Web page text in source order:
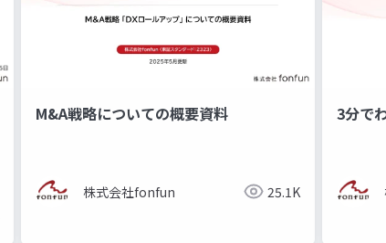
M&A戦略についての概要資料
株式会社fonfun 25.1K
3分で